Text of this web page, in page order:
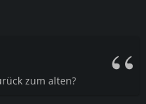
zum alten?